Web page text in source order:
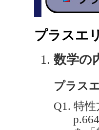
プラスエ
数学の
プラス
Q1. 特